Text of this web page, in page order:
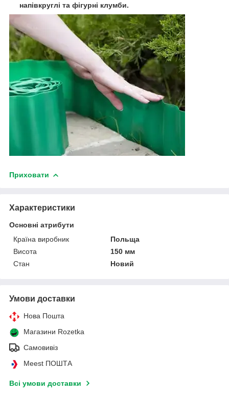
напівкруглі та фігурні клумби.
Приховати
Характеристики
Основні атрибути
Країна виробник
Польща
Висота
150 мм
Стан
Новий
Умови доставки
Нова Пошта
Магазини Rozetka
Самовивіз
Meest ПОШТА
Всі умови доставки